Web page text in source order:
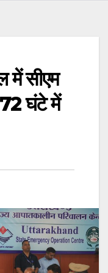
में सीएम
72 घंटे में